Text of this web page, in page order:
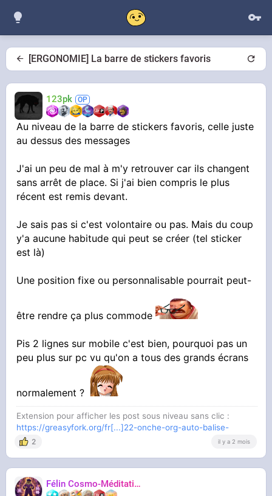
[ERGONOMIE] La barre de stickers favoris
123pk
Au niveau de la barre de stickers favoris, celle juste
au dessus des messages
J'ai un peu de mal à m'y retrouver car ils changent
sans arrêt de place. Si j'ai bien compris le plus
récent est remis devant.
Je sais pas si c'est volontaire ou pas. Mais du coup
y'a aucune habitude qui peut se créer (tel sticker
est là)
Une position fixe ou personnalisable pourrait peut-
être rendre ça plus commode
Pis 2 lignes sur mobile c'est bien, pourquoi pas un
peu plus sur pc vu qu'on a tous des grands écrans
normalement ?
Extension pour afficher les post sous niveau sans clic :
https://greasyfork.org/fr[...]22-onche-org-auto-balise-
2 il y a 2 mois
Félin Cosmo-Méditatif 站桩